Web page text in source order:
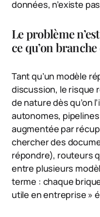
données, n’existe
Le problème
ce qu’on branche
Tant qu’un modèle
discussion, le risque
de nature dès qu’on
autonomes,
augmentée par
chercher des
répondre), routeurs
entre plusieurs
terme : chaque
utile en entreprise »